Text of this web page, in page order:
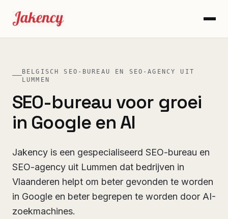
BELGISCH SEO-BUREAU EN SEO-AGENCY UIT
LUMMEN
SEO-bureau voor groei
in Google en AI
Jakency is een gespecialiseerd SEO-bureau en
SEO-agency uit Lummen dat bedrijven in
Vlaanderen helpt om beter gevonden te worden
in Google en beter begrepen te worden door AI-
zoekmachines.